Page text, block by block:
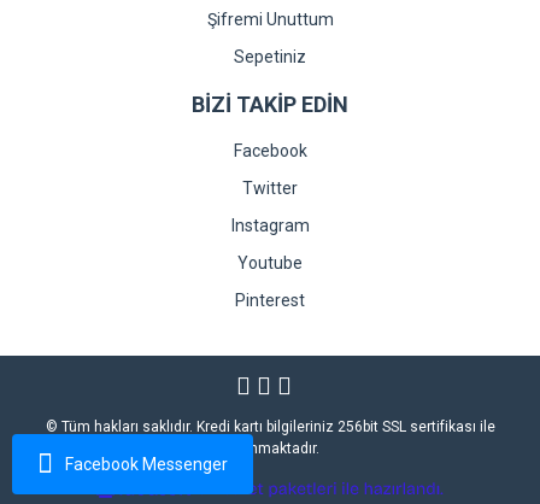
Facebook Messenger
Şifremi Unuttum
Sepetiniz
BİZİ TAKİP EDİN
Facebook
Twitter
Instagram
Youtube
Pinterest
© Tüm hakları saklıdır. Kredi kartı bilgileriniz 256bit SSL sertifikası ile
korunmaktadır.
e-